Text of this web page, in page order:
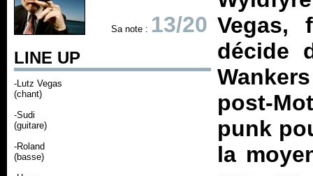
Sa note : 13/20
LINE UP
-Lutz Vegas
(chant)
-Sudi
(guitare)
-Roland
(basse)
Vegas,
décide
post-
punk
la